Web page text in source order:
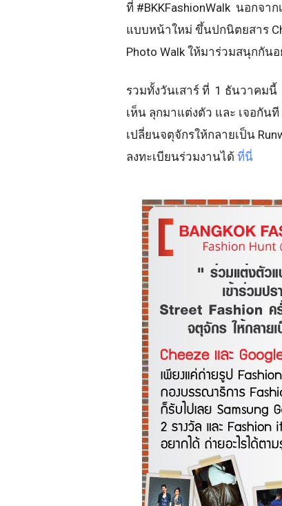
ที่ #BKKFashionWalk นอกจ
แบบหน้าใหม่ ขึ้นปกนิตยสาร
Photo Walk ให้มาร่วมสนุกกันอ
รวมทั้งวันเสาร์ ที่ 1 ธันวาคม
เห็น ลุกมาแต่งตัว และ เจอกัน
เปลี่ยนจตุจักรให้กลายเป็น
ลงทะเบียนร่วมงานได้ ที่นี่